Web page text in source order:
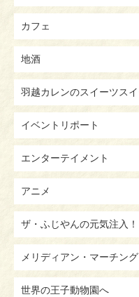
カフェ
地酒
羽越カレンのスイーツス
イベントリポート
エンターテイメント
アニメ
ザ・ふじやんの元気注入！
メリディアン・マーチング
世界の王子動物園へ